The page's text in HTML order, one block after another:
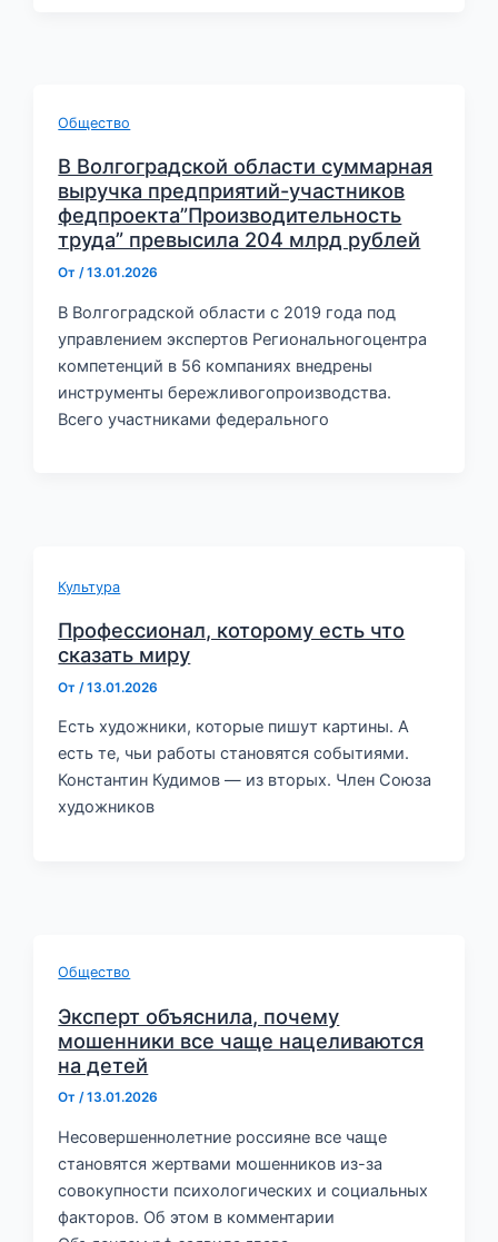
Общество
В Волгоградской области суммарная
выручка предприятий-участников
федпроекта”Производительность
труда” превысила 204 млрд рублей
От/13.01.2026
В Волгоградской области с 2019 года под
управлением экспертов Региональногоцентра
компетенций в 56 компаниях внедрены
инструменты бережливогопроизводства.
Всего участниками федерального
Культура
Профессионал, которому есть что
сказать миру
От/13.01.2026
Есть художники, которые пишут картины. А
есть те, чьи работы становятся событиями.
Константин Кудимов — из вторых. Член Союза
художников
Общество
Эксперт объяснила, почему
мошенники все чаще нацеливаются
на детей
От/13.01.2026
Несовершеннолетние россияне все чаще
становятся жертвами мошенников из-за
совокупности психологических и социальных
факторов. Об этом в комментарии